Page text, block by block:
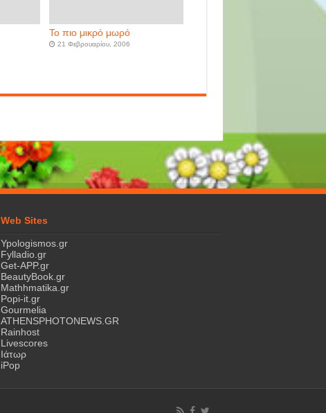
Το πιο μικρό μωρό
21 Φεβρουαρίου, 2006
Web Sites
Ypologismos.gr
Fylladio.gr
Get-APP.gr
BeautyBook.gr
Mathhmatika.gr
Popi-it.gr
Gourmelia
ATHENSPHOTONEWS.GR
Rainhost
Livescores
Ιάτωρ
iPop